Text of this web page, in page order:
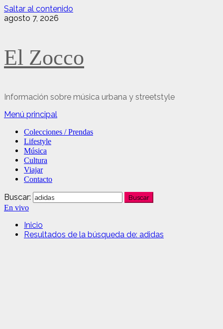
Saltar al contenido
agosto 7, 2026
El Zocco
Información sobre música urbana y streetstyle
Menú principal
Colecciones / Prendas
Lifestyle
Música
Cultura
Viajar
Contacto
Buscar:
En vivo
Inicio
Resultados de la búsqueda de: adidas